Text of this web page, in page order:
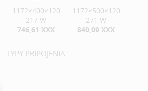
1172×400×120
217 W
746,61 XXX
1172×500×120
271 W
840,09 XXX
TYPY PRIPOJENIA